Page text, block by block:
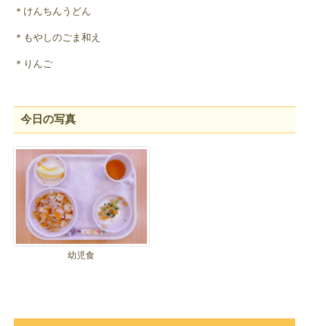
＊けんちんうどん
＊もやしのごま和え
＊りんご
今日の写真
幼児食